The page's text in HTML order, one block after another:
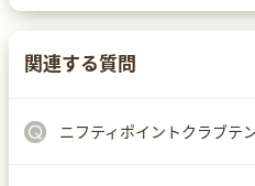
関連する質問
ニフティポイントクラブテ